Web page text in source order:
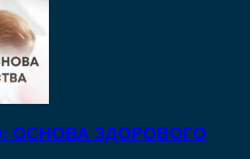
ОСНОВА ЗДОРОВОГО